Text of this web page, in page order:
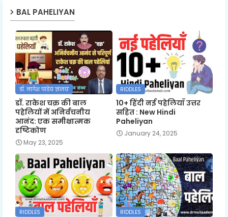
BAL PAHELIYAN
डॉ. नागेश पांडेय 'संजय'
डॉ. राकेश चक्र की बाल
पहेलियों में अनिर्वचनीय
आनंद: एक समीक्षात्मक
दृष्टिकोण
May 23, 2025
RIDDLES
10+ हिंदी नई पहेलियाँ उत्तर
सहित : New Hindi
Paheliyan
January 24, 2025
RIDDLES RIDDLES